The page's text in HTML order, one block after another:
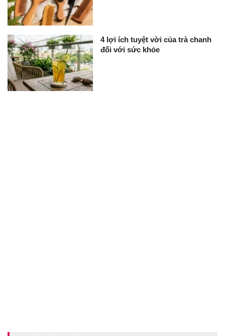
4 lợi ích tuyệt vời của trà chanh
đối với sức khỏe